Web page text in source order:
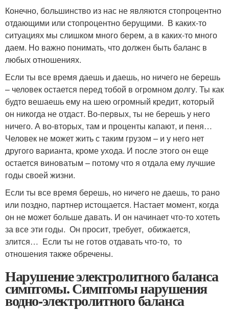
Конечно, большинство из нас не являются стопроцентно
отдающими или стопроцентно берущими. В каких-то
ситуациях мы слишком много берем, а в каких-то много
даем. Но важно понимать, что должен быть баланс в
любых отношениях.
Если ты все время даешь и даешь, но ничего не берешь
– человек остается перед тобой в огромном долгу. Ты как
будто вешаешь ему на шею огромный кредит, который
он никогда не отдаст. Во-первых, ты не берешь у него
ничего. А во-вторых, там и проценты капают, и пеня…
Человек не может жить с таким грузом – и у него нет
другого варианта, кроме ухода. И после этого он еще
остается виноватым – потому что я отдала ему лучшие
годы своей жизни.
Если ты все время берешь, но ничего не даешь, то рано
или поздно, партнер истощается. Настает момент, когда
он не может больше давать. И он начинает что-то хотеть
за все эти годы. Он просит, требует, обижается,
злится… Если ты не готов отдавать что-то, то
отношения также обречены.
Нарушение электролитного баланса
симптомы. Симптомы нарушения
водно-электролитного баланса